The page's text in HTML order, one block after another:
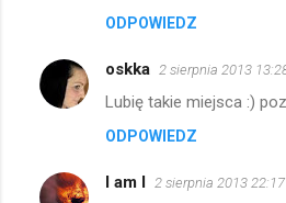
e
ODPOWIEDZ
oskka 2 sierpnia 2013
Lubię takie miejsca :)
ODPOWIEDZ
I am I 2 sierpnia 2013 22:17